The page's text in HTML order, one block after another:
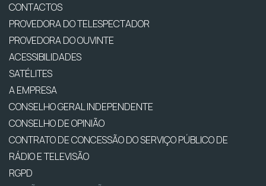
CONTACTOS
PROVEDORA DO TELESPECTADOR
PROVEDORA DO OUVINTE
ACESSIBILIDADES
SATÉLITES
A EMPRESA
CONSELHO GERAL INDEPENDENTE
CONSELHO DE OPINIÃO
CONTRATO DE CONCESSÃO DO SERVIÇO PÚBLICO DE
RÁDIO E TELEVISÃO
RGPD